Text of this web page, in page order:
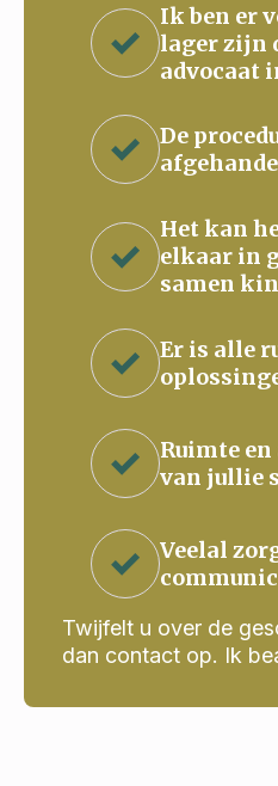
Ik ben er
lager zijn
advocaat
De
Het kan
elkaar in
samen
Er is alle
Ruimte
van jullie
Veelal
Twijfelt u over de
dan contact op. Ik